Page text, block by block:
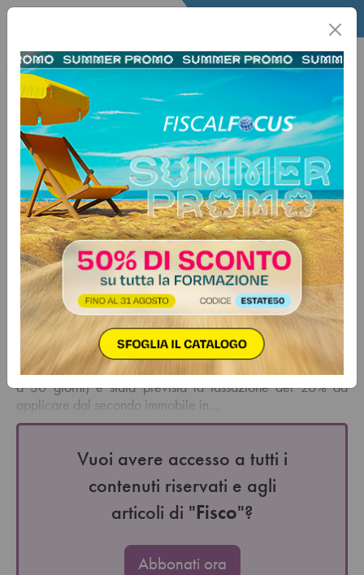
Home Fisco Info Fisco Speciale dichiarazioni
10 giugno 2025
Categorie: Dichiarazione Modello Redditi 2025
Modello Redditi PF. Novità locazioni
brevi
Speciale Dichiarazioni n. 14 - 2025
Autore:
Cinzia De Stefanis
Il contributo editoriale illustra le procedure per la
compilazione del modello REDDITI 2025 PF,
specificamente in riferimento ai redditi derivanti da
locazioni brevi. Nel Quadro RB per le locazioni brevi (fino
a 30 giorni) è stata prevista la tassazione del 26% da
applicare dal secondo immobile in…
Vuoi avere accesso a tutti i
contenuti riservati e agli
articoli di "Fisco"?
Abbonati ora